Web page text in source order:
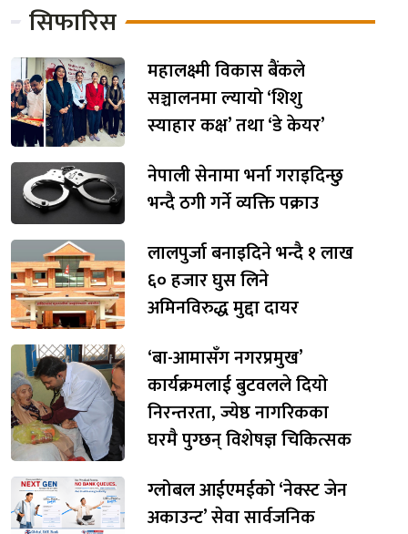
सिफारिस
महालक्ष्मी विकास बैंकले
सञ्चालनमा ल्यायो ‘शिशु
स्याहार कक्ष’ तथा ‘डे केयर’
नेपाली सेनामा भर्ना गराइदिन्छु
भन्दै ठगी गर्ने व्यक्ति पक्राउ
लालपुर्जा बनाइदिने भन्दै १ लाख
६० हजार घुस लिने
अमिनविरुद्ध मुद्दा दायर
‘बा-आमासँग नगरप्रमुख’
कार्यक्रमलाई बुटवलले दियो
निरन्तरता, ज्येष्ठ नागरिकका
घरमै पुग्छन् विशेषज्ञ चिकित्सक
ग्लोबल आईएमईको ‘नेक्स्ट जेन
अकाउन्ट’ सेवा सार्वजनिक